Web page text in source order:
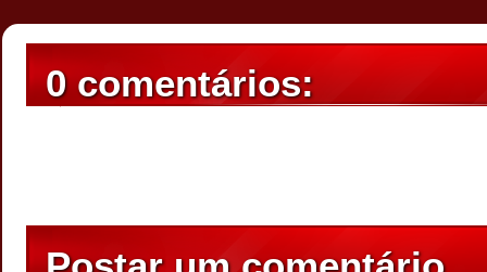
0 comentários: